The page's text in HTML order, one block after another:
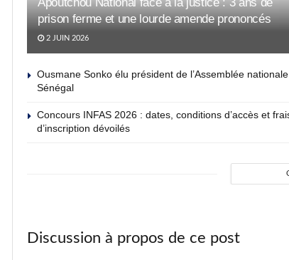
Apoutchou National face à la justice : 3 ans de
prison ferme et une lourde amende prononcés
2 JUIN 2026
Ousmane Sonko élu président de l’Assemblée
Sénégal
Concours INFAS 2026 : dates, conditions d’accès et
d’inscription dévoilés
Discussion à propos de ce post